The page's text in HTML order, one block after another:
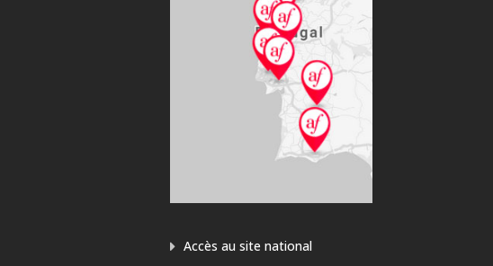
Accès au site national